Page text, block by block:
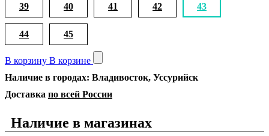
39 40 41 42 43
44 45
В корзину В корзине
Наличие в городах: Владивосток, Уссурийск
Доставка по всей России
Наличие в магазинах